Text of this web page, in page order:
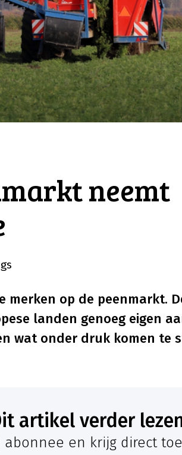
neemt
merken op de peenmarkt.
landen genoeg eigen
wat onder druk komen te
Dit artikel verder
abonnee en krijg direct